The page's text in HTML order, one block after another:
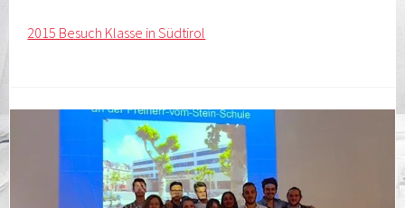
2015 Besuch Klasse in Südtirol